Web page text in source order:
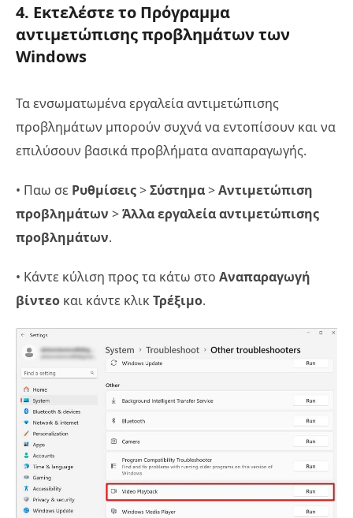
4. Εκτελέστε το Πρόγραμμα
αντιμετώπισης προβλημάτων των
Windows
Τα ενσωματωμένα εργαλεία αντιμετώπισης
προβλημάτων μπορούν συχνά να εντοπίσουν και να
επιλύσουν βασικά προβλήματα αναπαραγωγής.
• Παω σε Ρυθμίσεις>Σύστημα>Αντιμετώπιση
προβλημάτων >Άλλα εργαλεία αντιμετώπισης
προβλημάτων.
• Κάντε κύλιση προς τα κάτω στο Αναπαραγωγή
βίντεο και κάντε κλικ Τρέξιμο.